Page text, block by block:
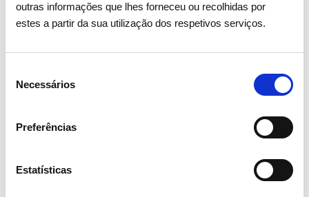
outras informações que lhes forneceu ou recolhidas por
estes a partir da sua utilização dos respetivos serviços.
Necessários
Preferências
Estatísticas